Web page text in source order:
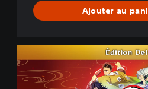
Ajouter au
d
i